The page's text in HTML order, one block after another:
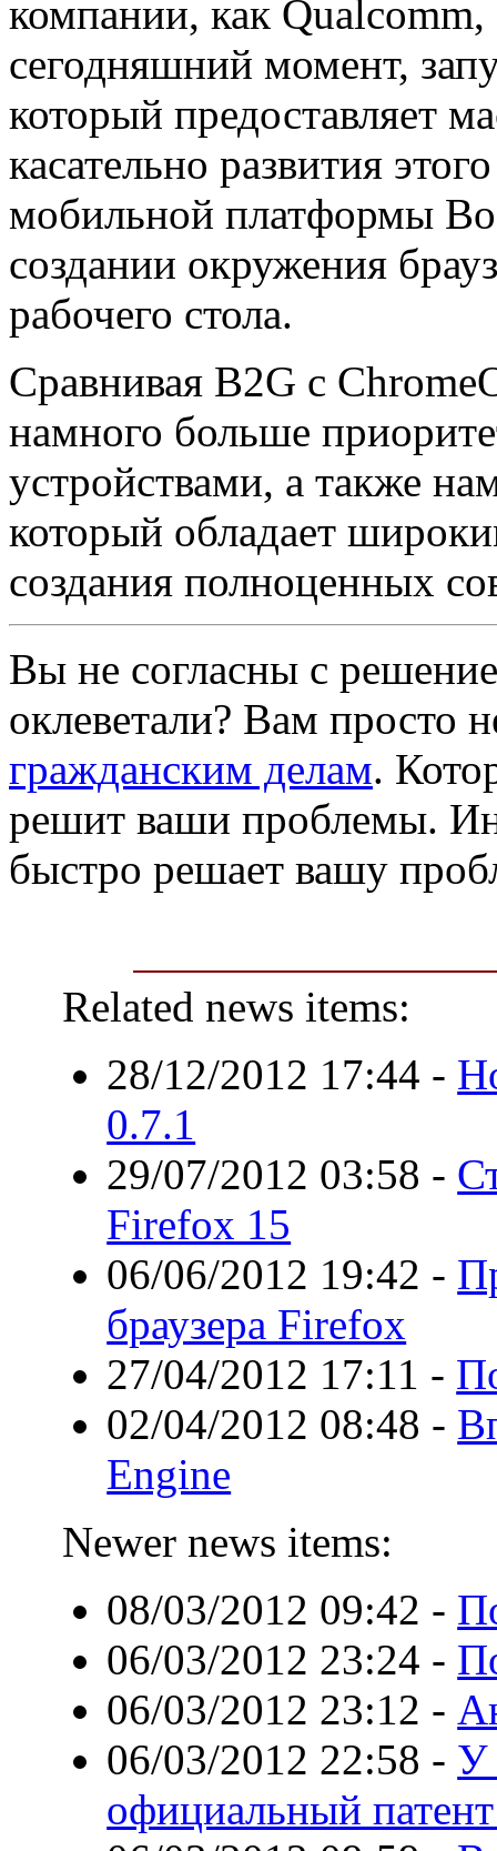
компании, как
сегодняшний момент,
который предоставляет
касательно развития
мобильной платформы
создании окружения
рабочего стола.
Сравнивая B2G с
намного больше
устройствами, а также
который обладает
создания полноценных
Вы не согласны с
оклеветали? Вам просто
гражданским делам.
решит ваши проблемы.
быстро решает вашу
Related news items:
28/12/2012 17:44 -
0.7.1
29/07/2012 03:58 -
Firefox 15
06/06/2012 19:42 -
браузера Firefox
27/04/2012 17:11 -
02/04/2012 08:48 -
Engine
Newer news items:
08/03/2012 09:42 -
06/03/2012 23:24 -
06/03/2012 23:12 -
06/03/2012 22:58 - У
официальный